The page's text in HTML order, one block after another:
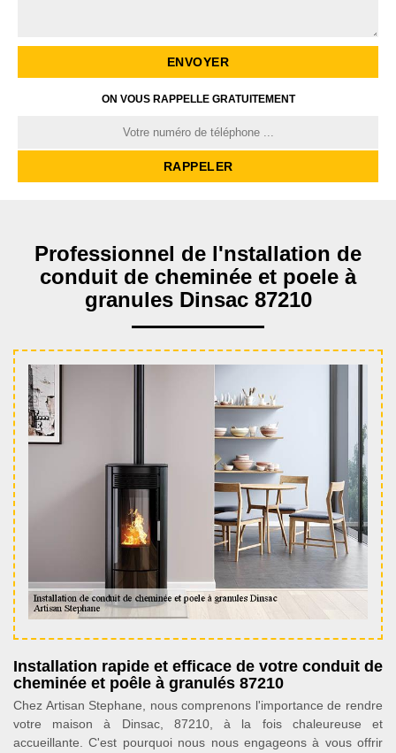
ON VOUS RAPPELLE GRATUITEMENT
Professionnel de l'nstallation de
conduit de cheminée et poele à
granules Dinsac 87210
Installation rapide et efficace de votre conduit de
cheminée et poêle à granulés 87210
Chez Artisan Stephane, nous comprenons l'importance de rendre
votre maison à Dinsac, 87210, à la fois chaleureuse et
accueillante. C'est pourquoi nous nous engageons à vous offrir